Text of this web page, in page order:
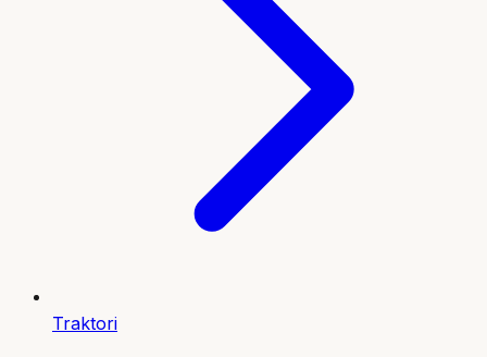
Traktori